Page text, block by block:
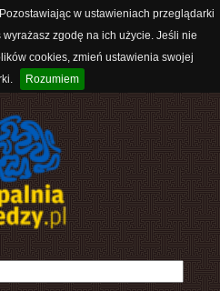
w ustawieniach przeglądarki
wyrażasz zgodę na ich użycie. Jeśli nie
cookies, zmień ustawienia swojej
Rozumiem